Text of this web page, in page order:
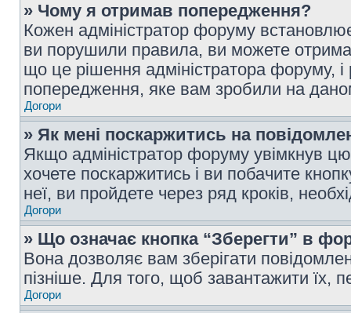
» Чому я отримав попередження?
Кожен адміністратор форуму
ви порушили правила, ви можете
що це рішення адміністратора форуму,
попередження, яке вам зробили на
Догори
» Як мені поскаржитись на
Якщо адміністратор форуму увімкнув
хочете поскаржитись і ви побачите
неї, ви пройдете через ряд кроків,
Догори
» Що означає кнопка “Зберегти” в
Вона дозволяє вам зберігати
пізніше. Для того, щоб завантажити їх,
Догори